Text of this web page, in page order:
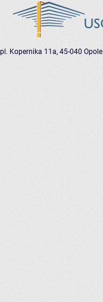
pl. Kopernika 11a, 45-040 Opole